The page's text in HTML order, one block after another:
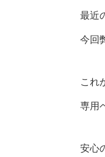
最近
今回
これ
専用
安心